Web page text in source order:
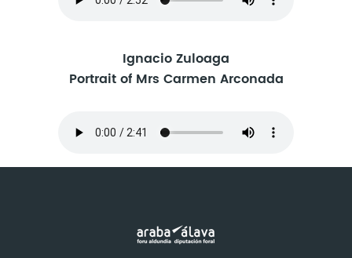
Ignacio Zuloaga
Portrait of Mrs Carmen Arconada